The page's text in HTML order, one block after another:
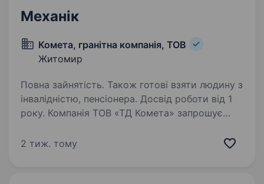
Механік
Комета, гранітна компанія, ТОВ
Житомир
Повна зайнятість. Також готові взяти людину з
інвалідністю, пенсіонера. Досвід роботи від 1
року. Компанія ТОВ «ТД Комета» запрошує
Обов’язки: Здійснення технічного нагляду
2 тиж. тому